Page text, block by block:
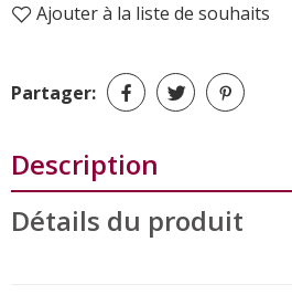
Ajouter à la liste de souhaits
Partager:
Description
Détails du produit